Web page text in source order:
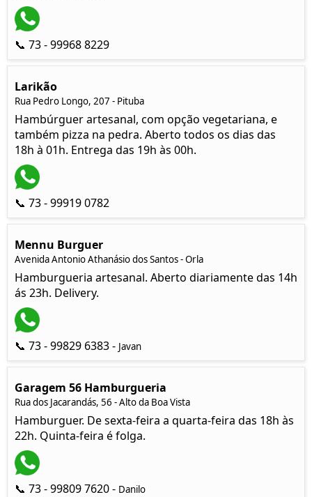
📞 73 - 99968 8229
Larikão
Rua Pedro Longo, 207 - Pituba
Hambúrguer artesanal, com opção vegetariana, e
também pizza na pedra. Aberto todos os dias das
18h à 01h. Entrega das 19h às 00h.
📞 73 - 99919 0782
Mennu Burguer
Avenida Antonio Athanásio dos Santos - Orla
Hamburgueria artesanal. Aberto diariamente das 14h
ás 23h. Delivery.
📞 73 - 99829 6383 - Javan
Garagem 56 Hamburgueria
Rua dos Jacarandás, 56 - Alto da Boa Vista
Hamburguer. De sexta-feira a quarta-feira das 18h às
22h. Quinta-feira é folga.
📞 73 - 99809 7620 - Danilo